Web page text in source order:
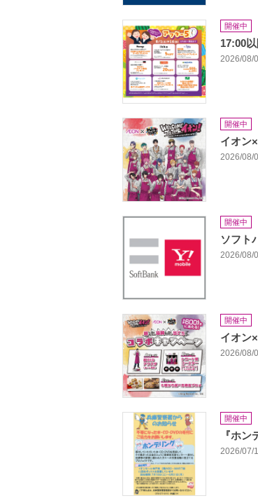
開催中
17:00
2026/08/
開催中
イオン
2026/08/
開催中
ソフト
2026/08/
開催中
イオン
2026/08/
開催中
『ホン
2026/07/